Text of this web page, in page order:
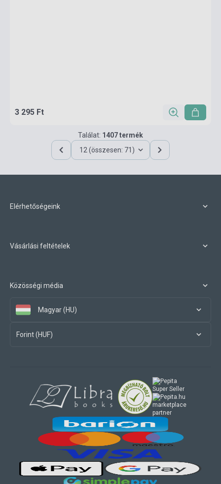
3 295 Ft
Találat: 1407 termék
12 (összesen: 71)
Elérhetőségeink
Vásárlási feltételek
Közösségi média
Magyar (HU)
Forint (HUF)
marketplace
partner